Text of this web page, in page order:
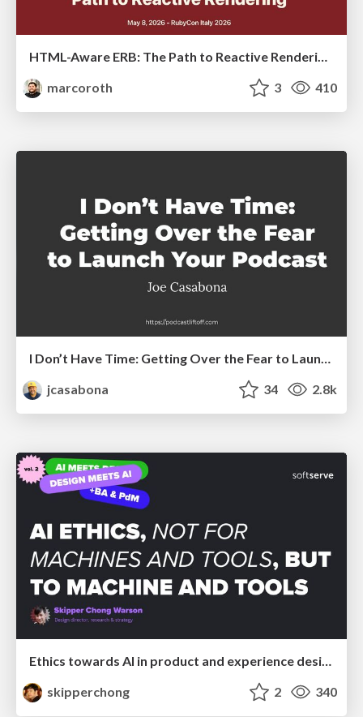
HTML-Aware ERB: The Path to Reactive Rendering @ RubyCon 2026, Rimini, Italy
marcoroth
3 410
I Don’t Have Time: Getting Over the Fear to Launch Your Podcast
jcasabona
34 2.8k
skipperchong
2 340